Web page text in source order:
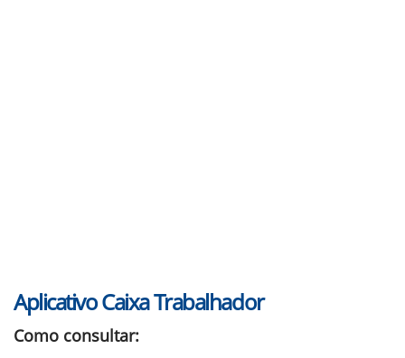
Aplicativo Caixa Trabalhador
Como consultar: